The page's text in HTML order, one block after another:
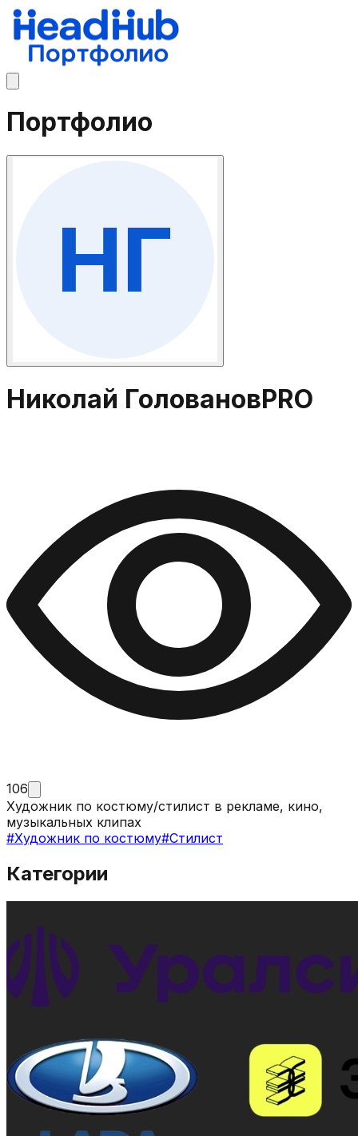
Портфолио
Николай ГоловановPRO
106
Художник по костюму/стилист в рекламе, кино,
музыкальных клипах
#Художник по костюму#Стилист
Категории